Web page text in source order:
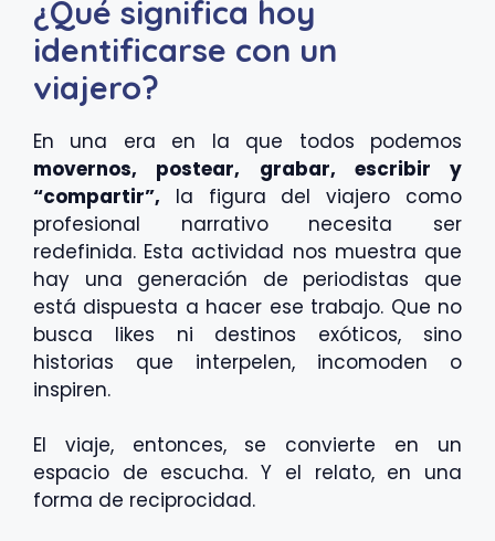
¿Qué significa hoy
identificarse con un
viajero?
En una era en la que todos podemos
movernos, postear, grabar, escribir y
“compartir”, la figura del viajero como
profesional narrativo necesita ser
redefinida. Esta actividad nos muestra que
hay una generación de periodistas que
está dispuesta a hacer ese trabajo. Que no
busca likes ni destinos exóticos, sino
historias que interpelen, incomoden o
inspiren.
El viaje, entonces, se convierte en un
espacio de escucha. Y el relato, en una
forma de reciprocidad.